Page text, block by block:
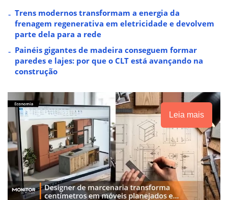
Trens modernos transformam a energia da
frenagem regenerativa em eletricidade e devolvem
parte dela para a rede
Painéis gigantes de madeira conseguem formar
paredes e lajes: por que o CLT está avançando na
construção
Leia mais